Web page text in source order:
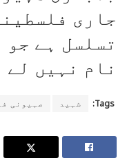
جاری
تسلسل ہے جو
نام نہیں لے
Tags: شہید صہیونی